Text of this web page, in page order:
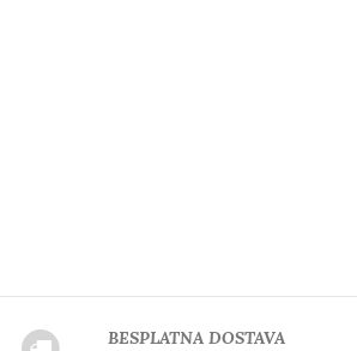
BESPLATNA DOSTAVA